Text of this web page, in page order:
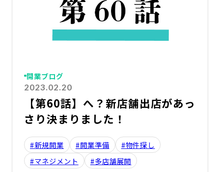
2023.02.20
開業ブログ
【第60話】へ？新店舗出店があっ
さり決まりました！
#新規開業 #開業準備
#物件探し
#マネジメント
#多店舗展開